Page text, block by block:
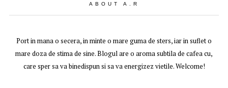
ABOUT A.R
Port in mana o secera, in minte o mare guma de sters, iar in suflet o
mare doza de stima de sine. Blogul are o aroma subtila de cafea cu,
care sper sa va binedispun si sa va energizez vietile. Welcome!